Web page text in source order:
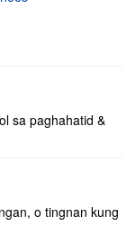
sa paghahatid &
o tingnan kung